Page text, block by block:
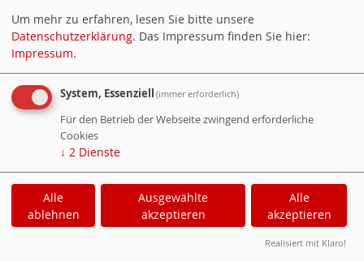
27.1.16: wir hatten in einer der Sitzungen
darüber gesprochen, dass auch mit einer
Grundschule gesprochen wird, die
zusammen mit einer KiTa auf einem
Gelände betrieben wird.
29.1.26: Die Beschlussvorlage wurde mit
Frau OBM Hoos so vorbereitet.
1.2.26: So ergab sich dann die Möglichkeit,
Um mehr zu erfahren, lesen Sie bitte unsere
Datenschutzerklärung. Das Impressum finden Sie hier:
Impressum.
System, Essenziell (immer erforderlich)
Für den Betrieb der Webseite zwingend erforderliche
Cookies
↓ 2 Dienste
Alle
ablehnen
Ausgewählte
akzeptieren
Alle
akzeptieren
Realisiert mit Klaro!